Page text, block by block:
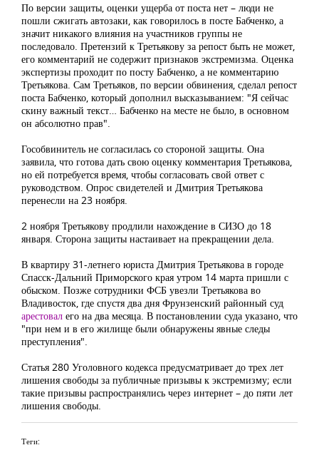
По версии защиты, оценки ущерба от поста нет – люди не
пошли сжигать автозаки, как говорилось в посте Бабченко, а
значит никакого влияния на участников группы не
последовало. Претензий к Третьякову за репост быть не может,
его комментарий не содержит признаков экстремизма. Оценка
экспертизы проходит по посту Бабченко, а не комментарию
Третьякова. Сам Третьяков, по версии обвинения, сделал репост
поста Бабченко, который дополнил высказыванием: "Я сейчас
скину важный текст… Бабченко на месте не было, в основном
он абсолютно прав".
Гособвинитель не согласилась со стороной защиты. Она
заявила, что готова дать свою оценку комментария Третьякова,
но ей потребуется время, чтобы согласовать свой ответ с
руководством. Опрос свидетелей и Дмитрия Третьякова
перенесли на 23 ноября.
2 ноября Третьякову продлили нахождение в СИЗО до 18
января. Сторона защиты настаивает на прекращении дела.
В квартиру 31-летнего юриста Дмитрия Третьякова в городе
Спасск-Дальний Приморского края утром 14 марта пришли с
обыском. Позже сотрудники ФСБ увезли Третьякова во
Владивосток, где спустя два дня Фрунзенский районный суд
арестовал его на два месяца. В постановлении суда указано, что
"при нем и в его жилище были обнаружены явные следы
преступления".
Статья 280 Уголовного кодекса предусматривает до трех лет
лишения свободы за публичные призывы к экстремизму; если
такие призывы распространялись через интернет – до пяти лет
лишения свободы.
Теги: